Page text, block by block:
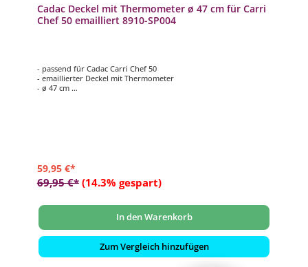
Cadac Deckel mit Thermometer ø 47 cm für Carri
Chef 50 emailliert 8910-SP004
- passend für Cadac Carri Chef 50
- emaillierter Deckel mit Thermometer
- ø 47 cm
59,95 €*
69,95 €* (14.3% gespart)
In den Warenkorb
Zum Vergleich hinzufügen